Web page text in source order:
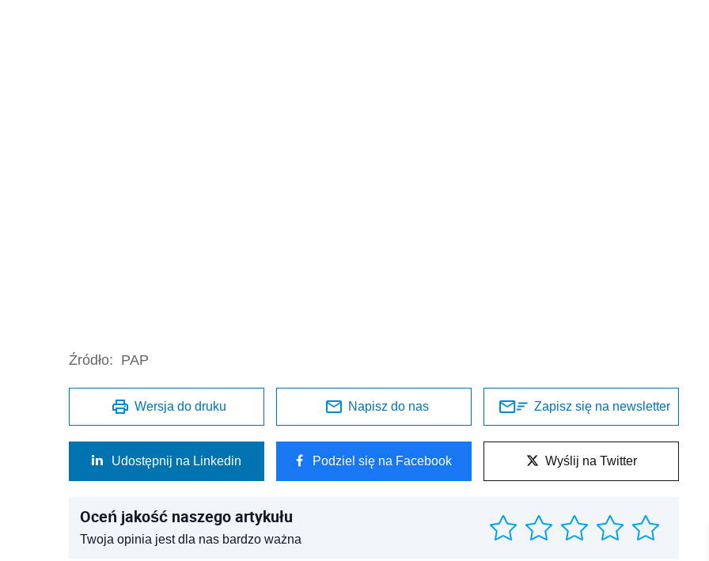
Źródło: PAP
Wersja do druku Napisz do nas Zapisz się na newsletter
Udostępnij na Linkedin Podziel się na Facebook Wyślij na Twitter
Oceń jakość naszego artykułu
Twoja opinia jest dla nas bardzo ważna